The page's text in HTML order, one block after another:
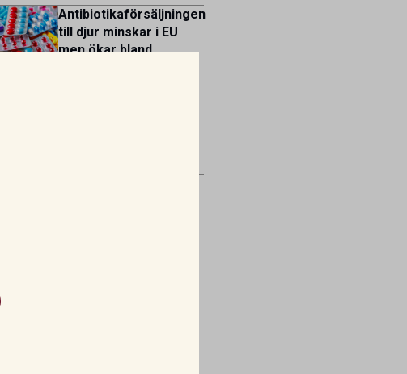
Antibiotikaförsäljningen
till djur minskar i EU
men ökar bland